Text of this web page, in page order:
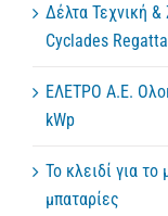
Δέλτα Τεχνική
Cyclades
ΕΛΕΤΡΟ Α.Ε.
kWp
Το κλειδί για
μπαταρίες